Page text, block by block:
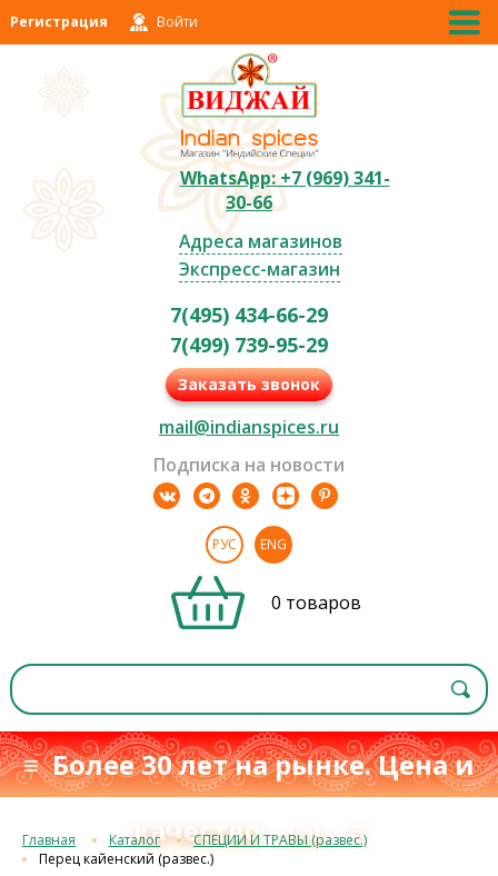
Регистрация Войти
WhatsApp: +7 (969) 341-
30-66
Адреса магазинов
Экспресс-магазин
7(495) 434-66-29
7(499) 739-95-29
Заказать звонок
mail@indianspices.ru
Подписка на новости
РУС ENG
0 товаров
≡ Более 30 лет на рынке. Цена и
качествос 1993 г.≡
Главная Каталог
СПЕЦИИ И ТРАВЫ (развес.)
Перец кайенский (развес.)